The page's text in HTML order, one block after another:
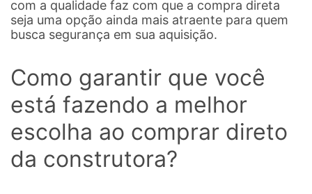
com a qualidade faz com que a compra direta
seja uma opção ainda mais atraente para quem
busca segurança em sua aquisição.
Como garantir que você
está fazendo a melhor
escolha ao comprar direto
da construtora?